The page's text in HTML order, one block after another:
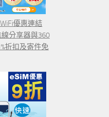
優惠連結
線分享器與360
折扣及寄件免